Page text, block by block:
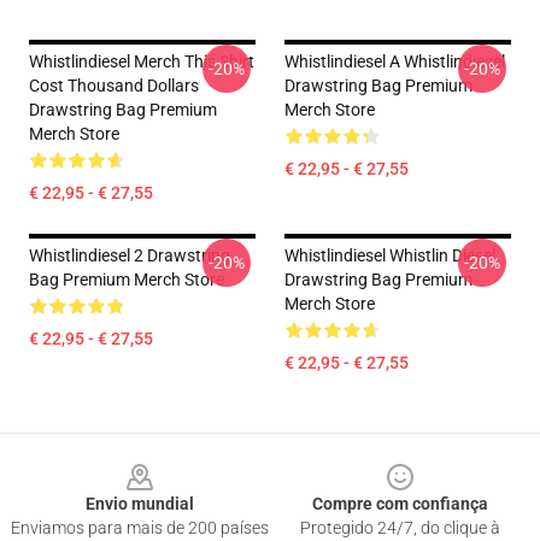
Whistlindiesel Merch This Shirt
Cost Thousand Dollars
Drawstring Bag Premium
Merch Store
€ 22,95 - € 27,55
-20%
Whistlindiesel A Whistlindiesel
Drawstring Bag Premium
Merch Store
€ 22,95 - € 27,55
-20%
Whistlindiesel 2 Drawstring
Bag Premium Merch Store
€ 22,95 - € 27,55
-20%
Whistlindiesel Whistlin Diesel
Drawstring Bag Premium
Merch Store
€ 22,95 - € 27,55
-20%
Envio mundial
Enviamos para mais de 200 países
Compre com confiança
Protegido 24/7, do clique à